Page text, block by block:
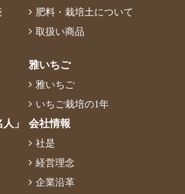
肥料・栽培土について
取扱い商品
雅いちご
雅いちご
いちご栽培の1年
」 会社情報
社是
経営理念
企業沿革